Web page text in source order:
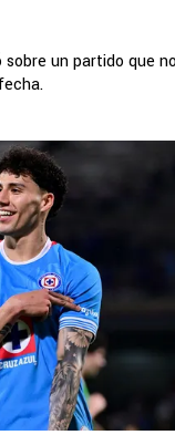
un partido que